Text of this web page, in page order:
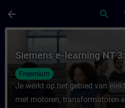
arrow_back search
Course - Siemens e-
Siemens e-learning NT
Freemium
Je werkt op het gebied van
met motoren, transformatoren